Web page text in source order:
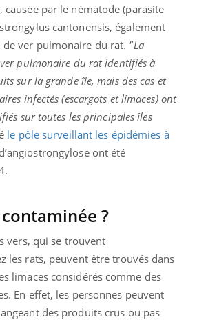
causée par le nématode (parasite
cantonensis, également
ver pulmonaire du rat. "La
pulmonaire du rat identifiés à
sur la grande île, mais des cas et
infectés (escargots et limaces) ont
sur toutes les principales îles
le pôle surveillant les épidémies à
ont été
?
vers, qui se trouvent
les rats, peuvent être trouvés dans
limaces considérés comme des
En effet, les personnes peuvent
des produits crus ou pas